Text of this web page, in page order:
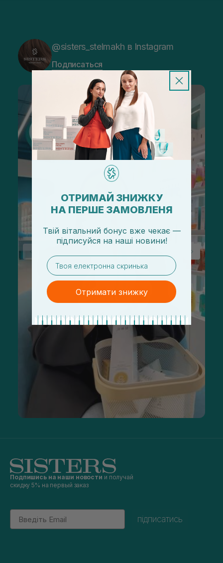
@sisters_stelmakh в Instagram
Подписаться
Подпишись на наши новости и получай
скидку 5% на первый заказ
Email
підписатись
ОТРИМАЙ ЗНИЖКУ
НА ПЕРШЕ ЗАМОВЛЕНЯ
Твій вітальний бонус вже чекає —
підписуйся на наші новини!
email
Отримати знижку